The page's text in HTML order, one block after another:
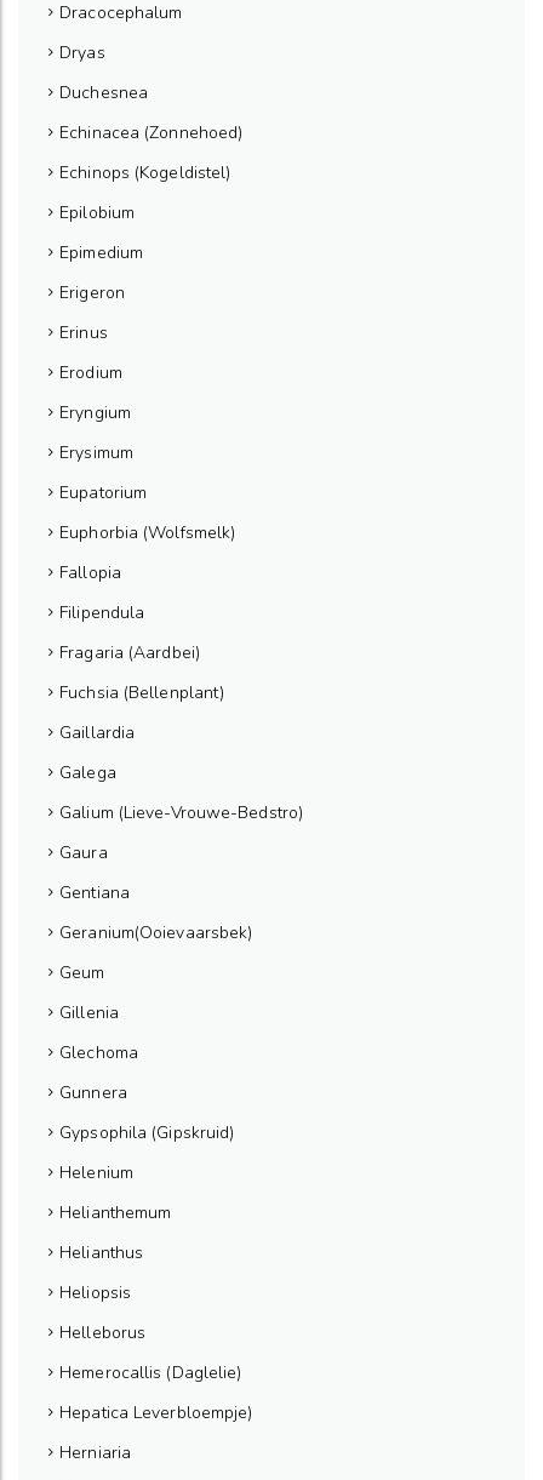
Dracocephalum
Dryas
Duchesnea
Echinacea (Zonnehoed)
Echinops (Kogeldistel)
Epilobium
Epimedium
Erigeron
Erinus
Erodium
Eryngium
Erysimum
Eupatorium
Euphorbia (Wolfsmelk)
Fallopia
Filipendula
Fragaria (Aardbei)
Fuchsia (Bellenplant)
Gaillardia
Galega
Galium (Lieve-Vrouwe-Bedstro)
Gaura
Gentiana
Geranium(Ooievaarsbek)
Geum
Gillenia
Glechoma
Gunnera
Gypsophila (Gipskruid)
Helenium
Helianthemum
Helianthus
Heliopsis
Helleborus
Hemerocallis (Daglelie)
Hepatica Leverbloempje)
Herniaria